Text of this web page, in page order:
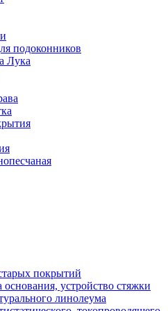
подоконников
Лука
покрытий
основания, устройство стяжки
линолеума